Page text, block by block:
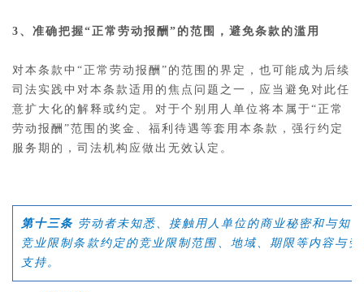
3、准确把握“正常劳动报酬”的范围，避免条款的滥用
对本条款中“正常劳动报酬”的范围的界定，也可能成为后续
司法实践中对本条款适用的焦点问题之一，应当避免对此任
意扩大化的解释或约定。对于个别用人单位将本属于“正常
劳动报酬”范围的奖金、福利待遇等套用本条款，强行约定
服务期的，司法机构应做出无效认定。
第十三条 劳动者未知悉、接触用人单位的商业秘密和与知
竞业限制条款约定的竞业限制范围、地域、期限等内容与
支持。